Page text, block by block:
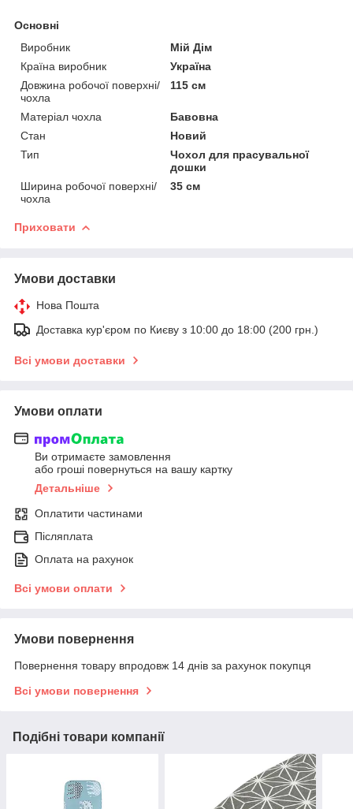
Основні
Виробник
Мій Дім
Країна виробник
Україна
Довжина робочої поверхні/
чохла
115 см
Матеріал чохла
Бавовна
Стан
Новий
Тип
Чохол для прасувальної
дошки
Ширина робочої поверхні/
чохла
35 см
Приховати
Умови доставки
Нова Пошта
Доставка кур'єром по Києву з 10:00 до 18:00 (200 грн.)
Всі умови доставки
Умови оплати
Ви отримаєте замовлення
або гроші повернуться на вашу картку
Детальніше
Оплатити частинами
Післяплата
Оплата на рахунок
Всі умови оплати
Умови повернення
Повернення товару впродовж 14 днів за рахунок покупця
Всі умови повернення
Подібні товари компанії